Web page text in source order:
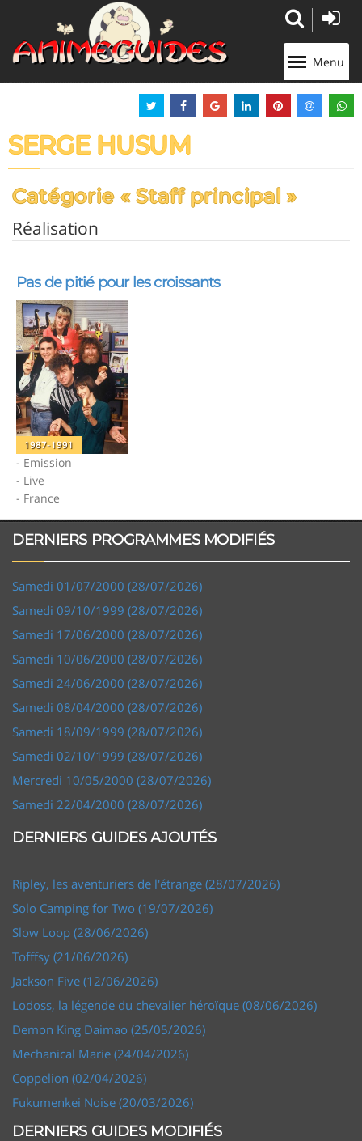
Menu
SERGE HUSUM
Catégorie « Staff principal »
Réalisation
Pas de pitié pour les croissants
1987-1991
- Emission
- Live
- France
DERNIERS PROGRAMMES MODIFIÉS
Samedi 01/07/2000 (28/07/2026)
Samedi 09/10/1999 (28/07/2026)
Samedi 17/06/2000 (28/07/2026)
Samedi 10/06/2000 (28/07/2026)
Samedi 24/06/2000 (28/07/2026)
Samedi 08/04/2000 (28/07/2026)
Samedi 18/09/1999 (28/07/2026)
Samedi 02/10/1999 (28/07/2026)
Mercredi 10/05/2000 (28/07/2026)
Samedi 22/04/2000 (28/07/2026)
DERNIERS GUIDES AJOUTÉS
Ripley, les aventuriers de l'étrange (28/07/2026)
Solo Camping for Two (19/07/2026)
Slow Loop (28/06/2026)
Tofffsy (21/06/2026)
Jackson Five (12/06/2026)
Lodoss, la légende du chevalier héroïque (08/06/2026)
Demon King Daimao (25/05/2026)
Mechanical Marie (24/04/2026)
Coppelion (02/04/2026)
Fukumenkei Noise (20/03/2026)
DERNIERS GUIDES MODIFIÉS
Panneau de gestion des cookies